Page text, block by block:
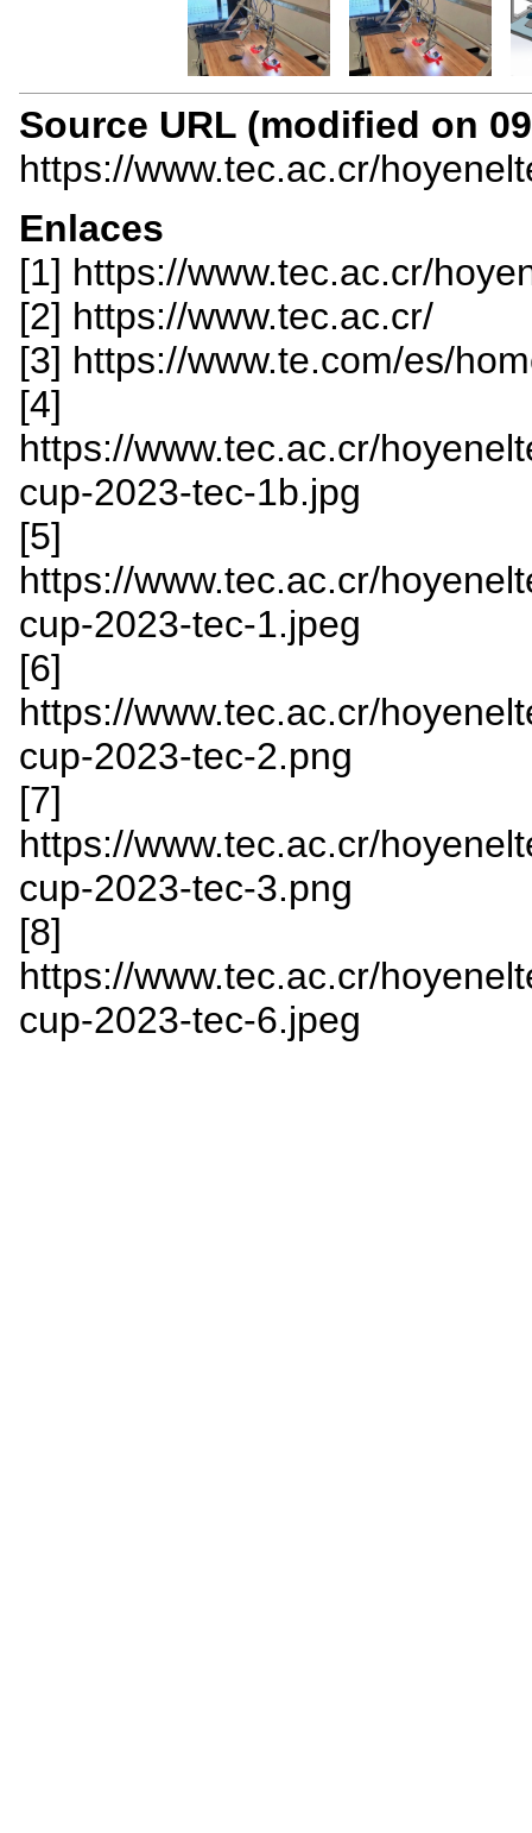
Source URL (modified on
https://www.tec.ac.cr/
Enlaces
[1] https://www.tec.ac.cr/
[2] https://www.tec.ac.cr/
[3] https://www.te.com/es/
[4]
https://www.tec.ac.cr/
cup-2023-tec-1b.jpg
[5]
https://www.tec.ac.cr/
cup-2023-tec-1.jpeg
[6]
https://www.tec.ac.cr/
cup-2023-tec-2.png
[7]
https://www.tec.ac.cr/
cup-2023-tec-3.png
[8]
https://www.tec.ac.cr/
cup-2023-tec-6.jpeg